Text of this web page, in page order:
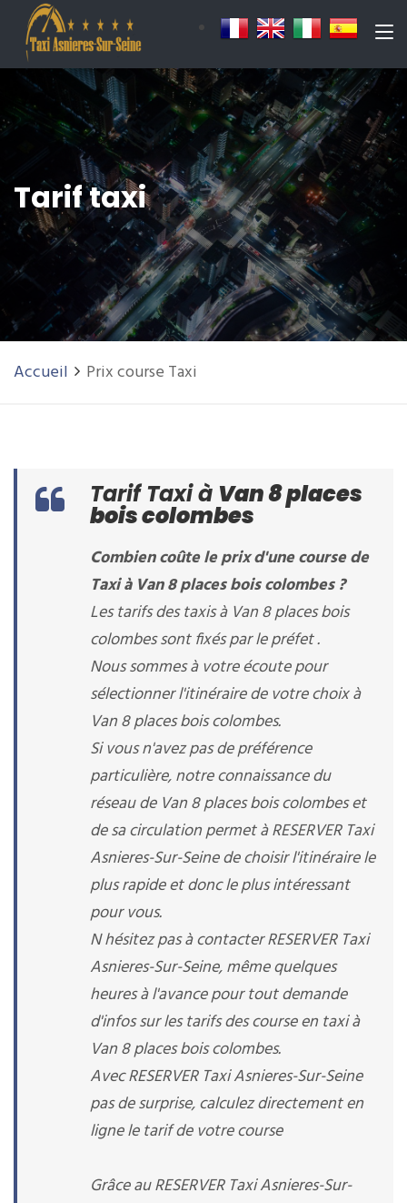
Tarif taxi
Accueil Prix course Taxi
Tarif Taxi à Van 8 places
bois colombes
Combien coûte le prix d'une course de
Taxi à Van 8 places bois colombes ?
Les tarifs des taxis à Van 8 places bois
colombes sont fixés par le préfet .
Nous sommes à votre écoute pour
sélectionner l'itinéraire de votre choix à
Van 8 places bois colombes.
Si vous n'avez pas de préférence
particulière, notre connaissance du
réseau de Van 8 places bois colombes et
de sa circulation permet à RESERVER Taxi
Asnieres-Sur-Seine de choisir l'itinéraire le
plus rapide et donc le plus intéressant
pour vous.
N hésitez pas à contacter RESERVER Taxi
Asnieres-Sur-Seine, même quelques
heures à l'avance pour tout demande
d'infos sur les tarifs des course en taxi à
Van 8 places bois colombes.
Avec RESERVER Taxi Asnieres-Sur-Seine
pas de surprise, calculez directement en
ligne le tarif de votre course
Grâce au RESERVER Taxi Asnieres-Sur-